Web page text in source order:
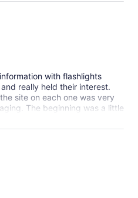
with flashlights
really held their interest.
site on each one was very
The beginning was a little
two rooms at first. overall a
of our visit to The